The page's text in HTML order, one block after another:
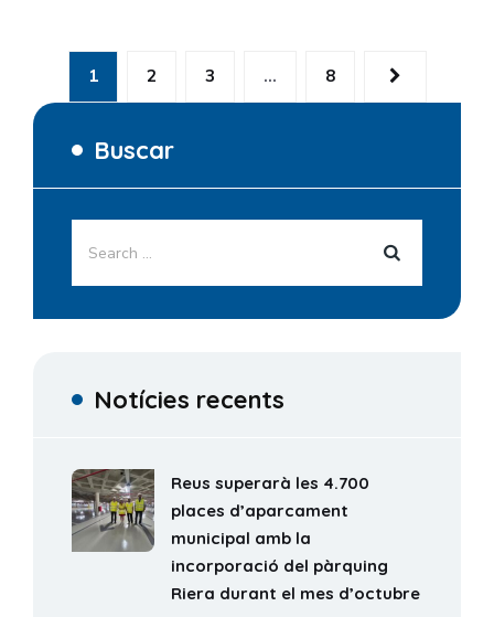
1 2 3 … 8
Buscar
Notícies recents
Reus superarà les 4.700
places d’aparcament
municipal amb la
incorporació del pàrquing
Riera durant el mes d’octubre